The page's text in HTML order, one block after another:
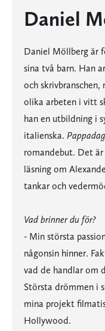
Daniel
Daniel Möllberg är
sina två barn. Han
och skrivbranschen,
olika arbeten i vitt
han en utbildning i
italienska.
romandebut. Det
läsning om
tankar och
Vad brinner du för?
- Min största
någonsin hinner.
vad de handlar om
Största drömmen i
mina projekt
Hollywood.